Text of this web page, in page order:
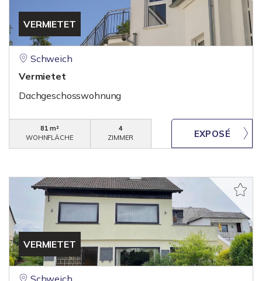
VERMIETET
Schweich
Vermietet
Dachgeschosswohnung
81 m²
WOHNFLÄCHE
4
ZIMMER
VERMIETET
Schweich